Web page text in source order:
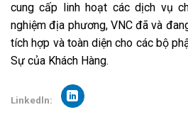
cung cấp linh hoạt các dịch vụ
nghiệm địa phương, VNC đã và
tích hợp và toàn diện cho các bộ
Sự của Khách Hàng.
Linkedln: